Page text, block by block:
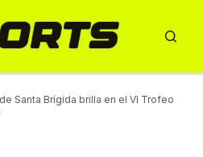
Santa Brígida brilla en el VI Trofeo